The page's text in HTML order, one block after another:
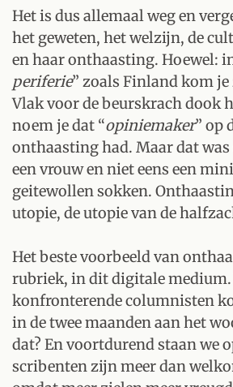
Het is dus allemaal weg en
het geweten, het welzijn, de
en haar onthaasting. Hoewel:
periferie” zoals Finland kom je
Vlak voor de beurskrach dook
noem je dat “opiniemaker” op
onthaasting had. Maar dat
een vrouw en niet eens een
geitewollen sokken.
utopie, de utopie van de
Het beste voorbeeld van
rubriek, in dit digitale medium.
konfronterende columnisten
in de twee maanden aan het
dat? En voortdurend staan we
scribenten zijn meer dan